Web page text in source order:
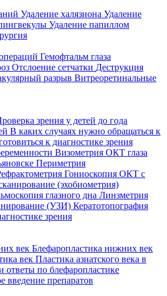
Удаление халязиона Удаление
Удаление папиллом
Гемофтальм глаза
Отслоение сетчатки Деструкция
разрыв Витреоретинальные
зрения у детей до года
В каких случаях нужно обращаться к
к диагностике зрения
Визометрия ОКТ глаза
Периметрия
Гониоскопия ОКТ с
(эхобиометрия)
глазного дна Линзметрия
(УЗИ) Кератотопография
зрения
век Блефаропластика нижних век
век Пластика азиатского века в
ответы по блефаропластике
препаратов